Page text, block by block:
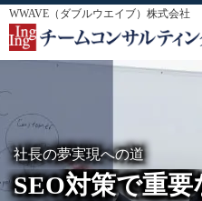
WWAVE（ダブルウエイブ）株式会社
社長の夢実現への道
SEO対策で重